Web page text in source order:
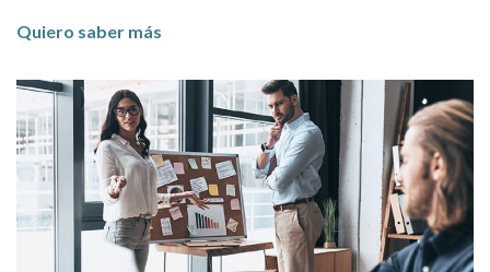
Quiero saber más